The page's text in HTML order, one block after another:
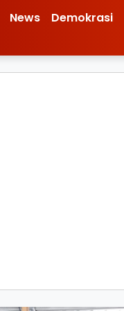
News Demokrasi